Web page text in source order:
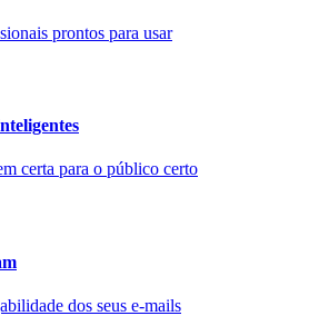
prontos para usar
certa para o público certo
dos seus e-mails